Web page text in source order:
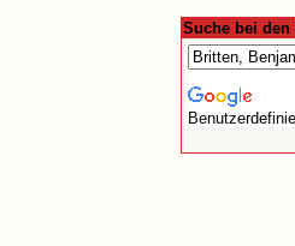
Suche bei den